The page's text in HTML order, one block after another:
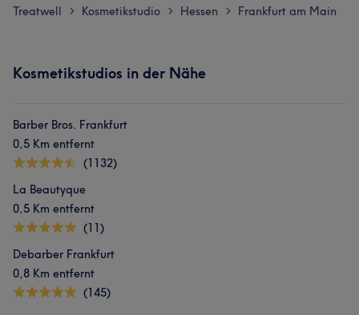
Treatwell > Kosmetikstudio > Hessen > Frankfurt am Main
Kosmetikstudios in der Nähe
Barber Bros. Frankfurt
0,5 Km entfernt
(1132)
La Beautyque
0,5 Km entfernt
(11)
Debarber Frankfurt
0,8 Km entfernt
(145)